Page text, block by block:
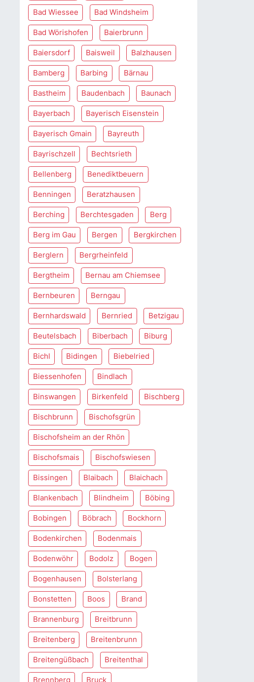
Bad Wiessee Bad Windsheim
Bad Wörishofen Baierbrunn
Baiersdorf Baisweil Balzhausen
Bamberg Barbing Bärnau
Bastheim Baudenbach Baunach
Bayerbach Bayerisch Eisenstein
Bayerisch Gmain Bayreuth
Bayrischzell Bechtsrieth
Bellenberg Benediktbeuern
Benningen Beratzhausen
Berching Berchtesgaden Berg
Berg im Gau Bergen Bergkirchen
Berglern Bergrheinfeld
Bergtheim Bernau am Chiemsee
Bernbeuren Berngau
Bernhardswald Bernried Betzigau
Beutelsbach Biberbach Biburg
Bichl Bidingen Biebelried
Biessenhofen Bindlach
Binswangen Birkenfeld Bischberg
Bischbrunn Bischofsgrün
Bischofsheim an der Rhön
Bischofsmais Bischofswiesen
Bissingen Blaibach Blaichach
Blankenbach Blindheim Böbing
Bobingen Böbrach Bockhorn
Bodenkirchen Bodenmais
Bodenwöhr Bodolz Bogen
Bogenhausen Bolsterlang
Bonstetten Boos Brand
Brannenburg Breitbrunn
Breitenberg Breitenbrunn
Breitengüßbach Breitenthal
Brennberg Bruck